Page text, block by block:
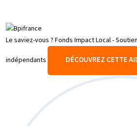
Le saviez-vous ? Fonds Impact Local -
indépendants DÉCOUVREZ CETTE